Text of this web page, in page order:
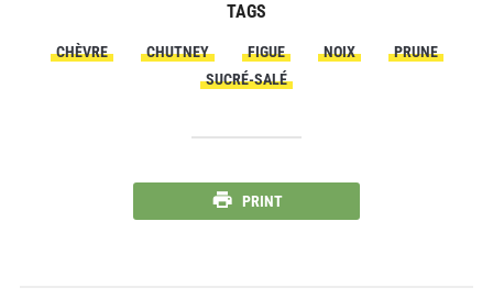
TAGS
CHÈVRE CHUTNEY FIGUE NOIX
PRUNE
SUCRÉ-SALÉ
PRINT